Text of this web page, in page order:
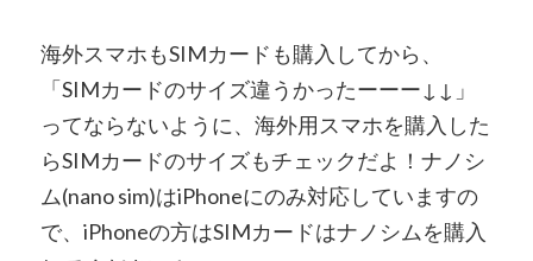
海外スマホもSIMカードも購入してから、
「SIMカードのサイズ違うかったーーー↓↓」
ってならないように、海外用スマホを購入した
らSIMカードのサイズもチェックだよ！ナノシ
ム(nano sim)はiPhoneにのみ対応していますの
で、iPhoneの方はSIMカードはナノシムを購入